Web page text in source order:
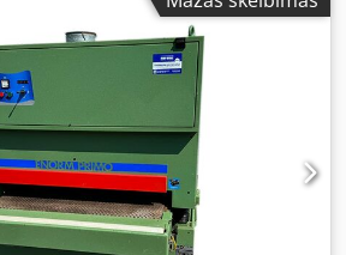
batelis + 2 metaliniai
metaliniai volai -
- 2 slystantys metaliniai volai -
metaliniai volai - valymo šepetys –
gumuoti volai - traukimo juosta -
su fotodavikliais - elektrinis
greičiai - darbinis slėgis 8-10
skersmuo 2x200 mm - bendra
(ilgis/plotis/aukštis)
Dkodpjzhvymofx Ancer - svoris apie